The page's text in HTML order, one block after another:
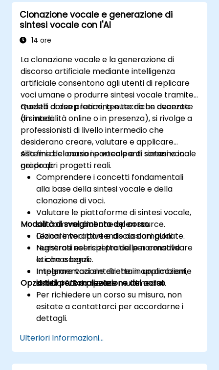
Clonazione vocale e generazione di
sintesi vocale con l'AI
14 ore
La clonazione vocale e la generazione di
discorso artificiale mediante intelligenza
artificiale consentono agli utenti di replicare
voci umane o produrre sintesi vocale tramite
modelli di deep learning e tecniche avanzate
di sintesi.
Questo corso pratico, tenuto da un docente
(in modalità online o in presenza), si rivolge a
professionisti di livello intermedio che
desiderano creare, valutare e applicare
sistemi di clonazione vocale e di sintesi vocale
nei propri progetti reali.
Alla fine del corso i partecipanti saranno in
grado di:
Comprendere i concetti fondamentali
alla base della sintesi vocale e della
clonazione di voci.
Valutare le piattaforme di sintesi vocale,
sia commerciali che open source.
Clonare voci partendo da campioni
registrati nel rispetto delle normative
etiche e legali.
Integrare voci sintetiche in applicazioni,
sistemi IVR o pipeline multimediali.
Modalità di svolgimento del corso
Lezioni interattive e discussioni guidate.
Numerosi esercizi pratici per consolidare
le conoscenze.
Implementazione diretta in un ambiente
di laboratorio reale.
Opzioni di personalizzazione del corso
Per richiedere un corso su misura, non
esitate a contattarci per accordarne i
dettagli.
Ulteriori Informazioni...